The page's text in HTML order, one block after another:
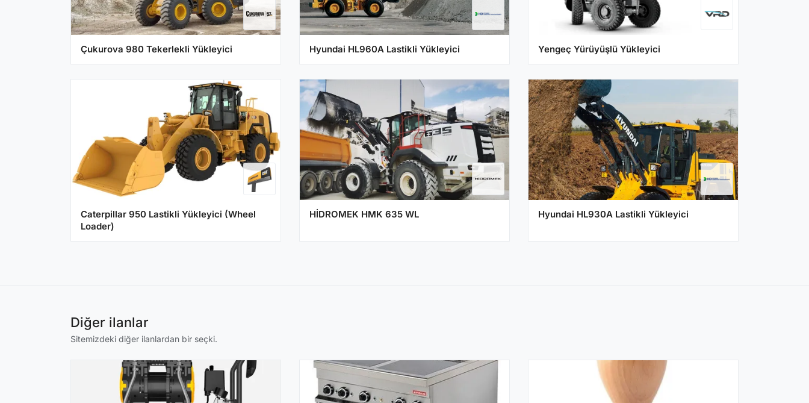
Çukurova 980 Tekerlekli Yükleyici Hyundai HL960A Lastikli Yükleyici Yengeç Yürüyüşlü Yükleyici
Caterpillar 950 Lastikli Yükleyici (Wheel
Loader)
HİDROMEK HMK 635 WL Hyundai HL930A Lastikli Yükleyici
Diğer ilanlar
Sitemizdeki diğer ilanlardan bir seçki.